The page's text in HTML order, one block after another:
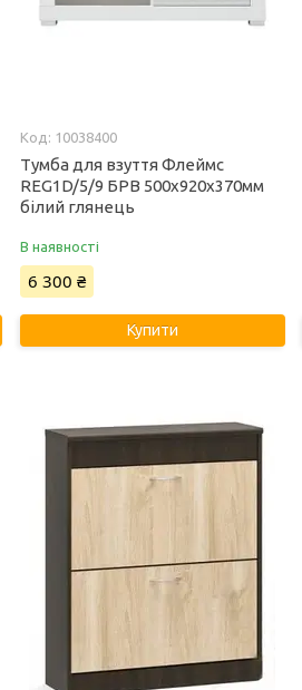
10038400
Тумба для взуття Флеймс
REG1D/5/9 БРВ 500х920х370мм
білий глянець
В наявності
6 300 ₴
Купити